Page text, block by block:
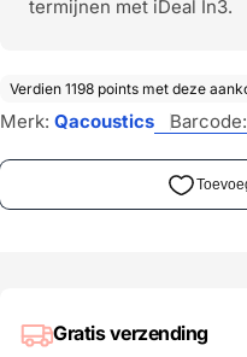
termijnen met iDeal In3.
Merk: Qacoustics Barcode:
Gratis verzending